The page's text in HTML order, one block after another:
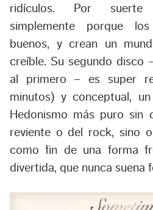
ridículos. Por suerte
simplemente porque
buenos, y crean un
creíble. Su segundo disco
al primero – es super
minutos) y conceptual,
Hedonismo más puro sin
reviente o del rock, sino
como fin de una forma
divertida, que nunca suena